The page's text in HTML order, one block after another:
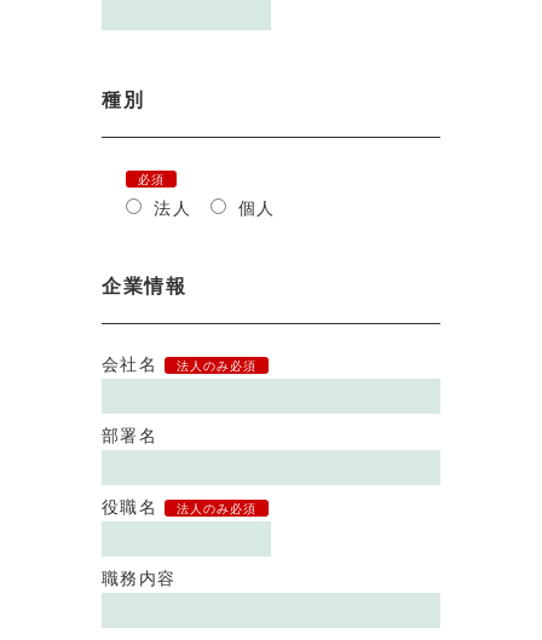
種別
必須
法人 個人
企業情報
会社名 法人のみ必須
部署名
役職名 法人のみ必須
職務内容